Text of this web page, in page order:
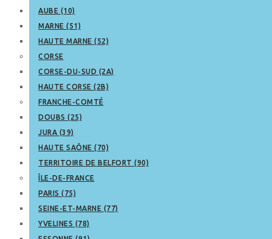
AUBE (10)
MARNE (51)
HAUTE MARNE (52)
CORSE
CORSE-DU-SUD (2A)
HAUTE CORSE (2B)
FRANCHE-COMTÉ
DOUBS (25)
JURA (39)
HAUTE SAÔNE (70)
TERRITOIRE DE BELFORT (90)
ÎLE-DE-FRANCE
PARIS (75)
SEINE-ET-MARNE (77)
YVELINES (78)